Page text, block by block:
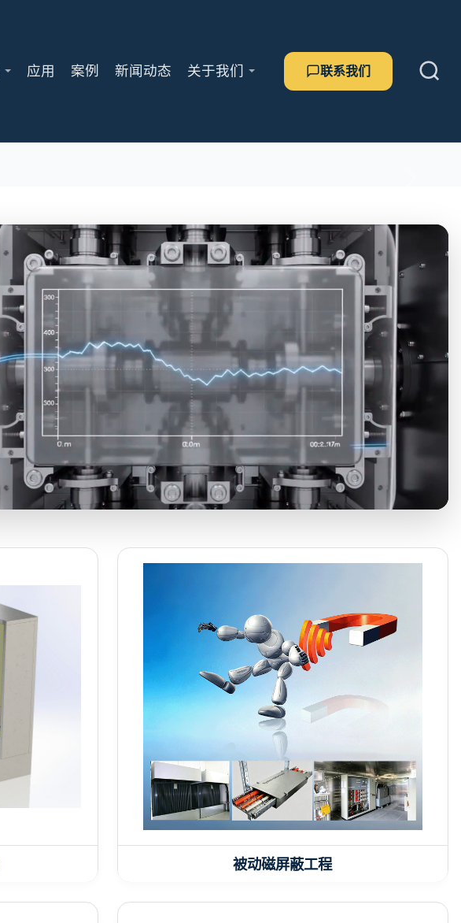
应用 案例 新闻动态 关于我们 联系我们
被动磁屏蔽工程